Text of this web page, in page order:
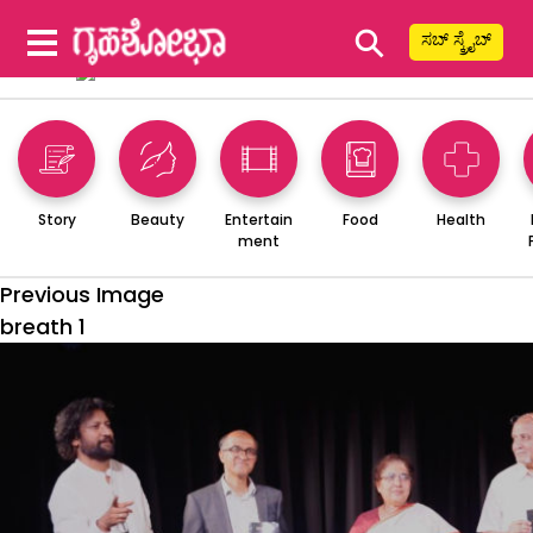
⚲ ಸಬ್ ಸ್ಕ್ರೈಬ್
Story Beauty
Entertain
ment
Food Health
Previous Image
breath 1